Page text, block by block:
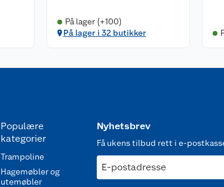
På lager (+100)
På lager i 32 butikker
Populære
kategorier
Trampoline
Hagemøbler og
utemøbler
Nyhetsbrev
Få ukens tilbud rett i e-
E-postadresse